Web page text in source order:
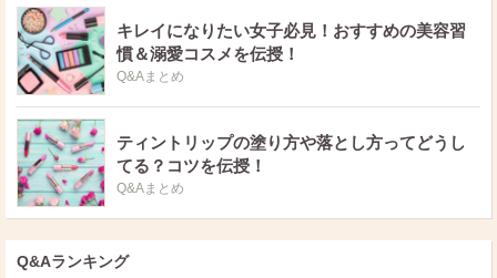
キレイになりたい女子必見！おすすめの美容習
慣＆溺愛コスメを伝授！
Q&Aまとめ
ティントリップの塗り方や落とし方ってどうし
てる？コツを伝授！
Q&Aまとめ
Q&Aランキング